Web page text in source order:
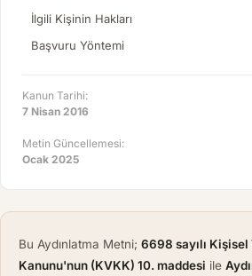
İlgili Kişinin Hakları
Başvuru Yöntemi
Kanun Tarihi:
7 Nisan 2016
Metin Güncellemesi:
Ocak 2025
Bu Aydınlatma Metni; 6698 sayılı Kişisel
Kanunu'nun (KVKK) 10. maddesi ile